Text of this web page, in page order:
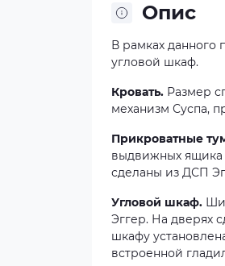
Опис
В рамках данного
угловой шкаф.
Кровать. Размер
механизм Суспа,
Прикроватные
выдвижных ящика
сделаны из ДСП
Угловой шкаф.
Эггер. На дверях
шкафу
встроенной